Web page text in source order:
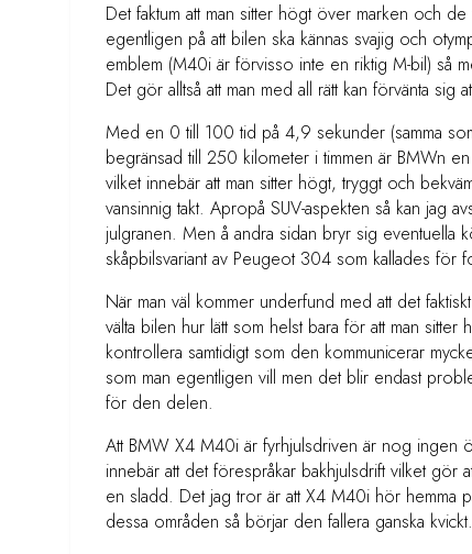
Det faktum att man sitter högt över marken och
egentligen på att bilen ska kännas svajig och
emblem (M40i är förvisso inte en riktig M-bil) så
Det gör alltså att man med all rätt kan förvänta sig
Med en 0 till 100 tid på 4,9 sekunder (samma
begränsad till 250 kilometer i timmen är BMWn
vilket innebär att man sitter högt, tryggt och
vansinnig takt. Apropå SUV-aspekten så kan jag
julgranen. Men å andra sidan bryr sig eventuella
skåpbilsvariant av Peugeot 304 som kallades för
När man väl kommer underfund med att det
välta bilen hur lätt som helst bara för att man sitter
kontrollera samtidigt som den kommunicerar
som man egentligen vill men det blir endast
för den delen.
Att BMW X4 M40i är fyrhjulsdriven är nog ingen
innebär att det förespråkar bakhjulsdrift vilket gör
en sladd. Det jag tror är att X4 M40i hör hemma
dessa områden så börjar den fallera ganska kvickt.